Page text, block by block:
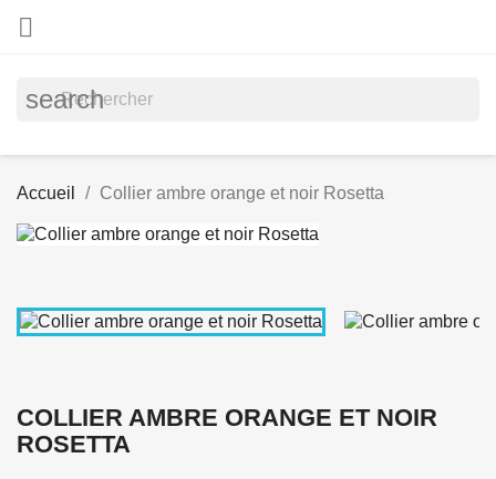

search
Accueil Collier ambre orange et noir Rosetta
COLLIER AMBRE ORANGE ET NOIR
ROSETTA